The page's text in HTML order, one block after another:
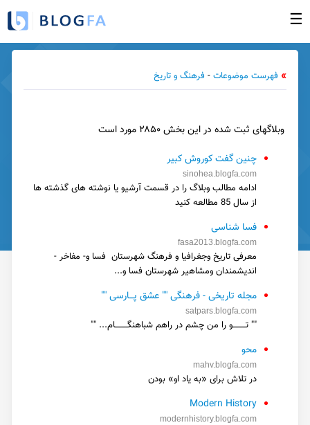
☰
ورود به بخش مدیریت
وبلاگهای بروز شده
فهرست وبلاگها
گزارش تخلف
تبلیغات در وبلاگها
تماس با ما
» فهرست موضوعات - فرهنگ و تاریخ
وبلاگهای ثبت شده در این بخش ۲۸۵۰ مورد است
چنین گفت کوروش کبیر
sinohea.blogfa.com
ادامه مطالب وبلاگ را در قسمت آرشیو یا نوشته های گذشته ها
از سال 85 مطالعه کنید
فسا شناسی
fasa2013.blogfa.com
معرفی تاریخ وجغرافیا و فرهنگ شهرستان فسا و- مفاخر -
اندیشمندان ومشاهیر شهرستان فسا و...
مجله تاریخی - فرهنگی "" عشق پـــارسی ""
satpars.blogfa.com
"" تـــــــــو را من چشم در راهم شباهنگـــــــــام... ""
محو
mahv.blogfa.com
در تلاش برای «به یاد او» بودن
Modern History
modernhistory.blogfa.com